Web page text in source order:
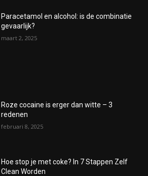
Paracetamol en alcohol: is de combinatie
gevaarlijk?
maart 2, 2025
Roze cocaine is erger dan witte – 3
redenen
februari 8, 2025
Hoe stop je met coke? In 7 Stappen Zelf
Clean Worden